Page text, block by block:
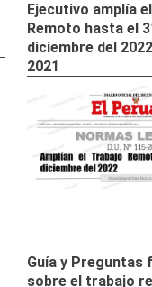
Ejecutivo amplía
Remoto hasta el
diciembre del
2021
Guía y Preguntas
sobre el trabajo